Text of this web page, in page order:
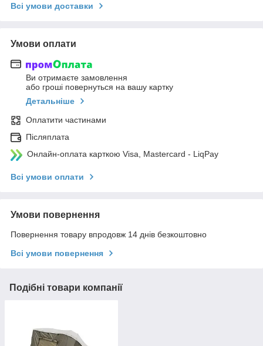
Всі умови доставки
Умови оплати
Ви отримаєте замовлення
або гроші повернуться на вашу картку
Детальніше
Оплатити частинами
Післяплата
Онлайн-оплата карткою Visa, Mastercard - LiqPay
Всі умови оплати
Умови повернення
Повернення товару впродовж 14 днів безкоштовно
Всі умови повернення
Подібні товари компанії